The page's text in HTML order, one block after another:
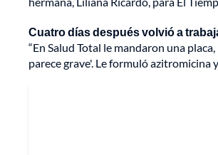
Cuatro días después volvió a
“En Salud Total le mandaron una
parece grave'. Le formuló azitromicina